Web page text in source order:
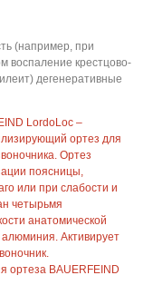
(например, при
воспаление крестцово-
дегенеративные
LordoLoc –
ортез для
Ортез
поясницы,
или при слабости и
четырьмя
анатомической
Активирует
ортеза BAUERFEIND